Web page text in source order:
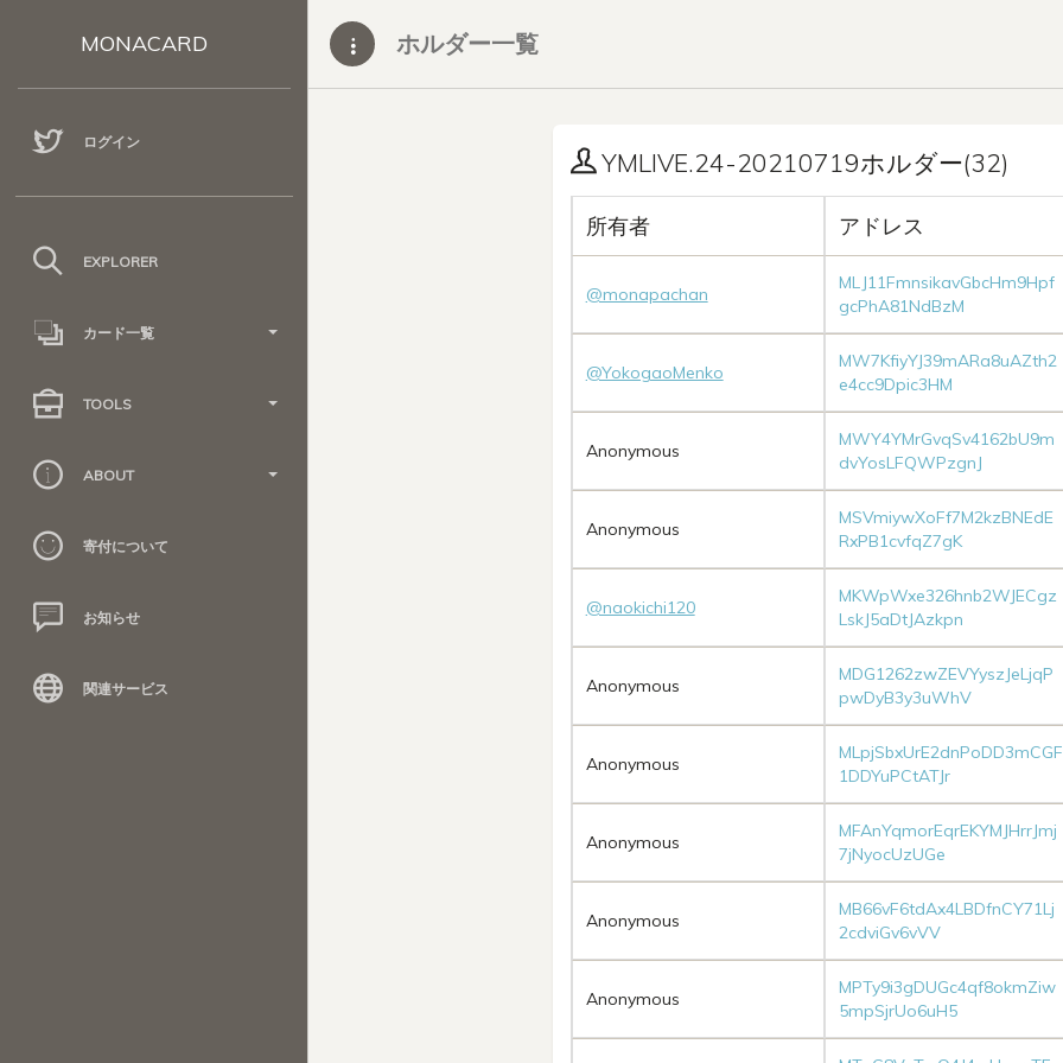
MONACARD
ログイン
EXPLORER
カード一覧
TOOLS
ABOUT
寄付について
お知らせ
関連サービス
ホルダー一覧
YMLIVE.24-20210719ホルダー(32)
所有者 アドレス
@monapachan
MLJ11FmnsikavGbcHm9Hpf
gcPhA81NdBzM
@YokogaoMenko
MW7KfiyYJ39mARa8uAZth2
e4cc9Dpic3HM
Anonymous
MWY4YMrGvqSv4162bU9m
dvYosLFQWPzgnJ
Anonymous
MSVmiywXoFf7M2kzBNEdE
RxPB1cvfqZ7gK
@naokichi120
MKWpWxe326hnb2WJECgz
LskJ5aDtJAzkpn
Anonymous
MDG1262zwZEVYyszJeLjqP
pwDyB3y3uWhV
Anonymous
MLpjSbxUrE2dnPoDD3mCGF
1DDYuPCtATJr
Anonymous
MFAnYqmorEqrEKYMJHrrJmj
7jNyocUzUGe
Anonymous
MB66vF6tdAx4LBDfnCY71Lj
2cdviGv6vVV
Anonymous
MPTy9i3gDUGc4qf8okmZiw
5mpSjrUo6uH5